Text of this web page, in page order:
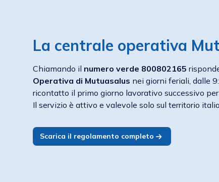
La centrale operativa
Chiamando il numero verde 800802165
Operativa di Mutuasalus nei giorni feriali, dalle
ricontatto il primo giorno lavorativo successivo
Il servizio è attivo e valevole solo sul territorio
Scarica il regolamento completo